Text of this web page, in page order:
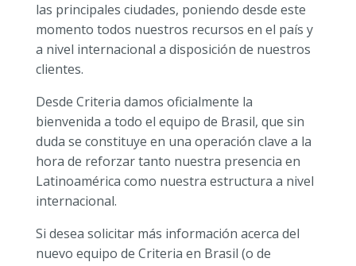
las principales ciudades, poniendo desde este
momento todos nuestros recursos en el país y
a nivel internacional a disposición de nuestros
clientes.
Desde Criteria damos oficialmente la
bienvenida a todo el equipo de Brasil, que sin
duda se constituye en una operación clave a la
hora de reforzar tanto nuestra presencia en
Latinoamérica como nuestra estructura a nivel
internacional.
Si desea solicitar más información acerca del
nuevo equipo de Criteria en Brasil (o de